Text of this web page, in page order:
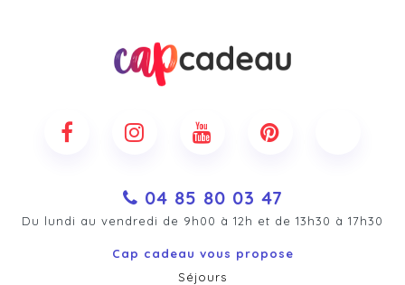
04 85 80 03 47
Du lundi au vendredi de 9h00 à 12h et de 13h30 à 17h30
Cap cadeau vous propose
Séjours